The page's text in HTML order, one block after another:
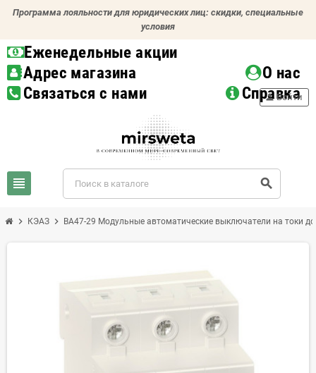
Программа лояльности для юридических лиц: скидки, специальные
условия
Еженедельные акции
Адрес магазина
О нас
Связаться с нами
Справка
view_headline search
person Войти
chevron_right КЭАЗ chevron_right ВА47-29 Модульные автоматические выключатели на токи